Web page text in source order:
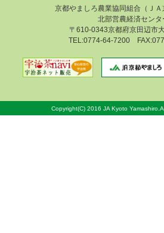
京都やましろ農業協同組合（ＪＡ
北部営農経済センタ
〒610-0343京都府京田辺市
TEL:0774-64-7200
Copyright(C) 2016 JA Kyoto